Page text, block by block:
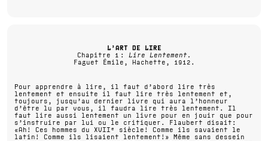
L’ART DE LIRE
Chapitre 1 : Lire Lentement.
Faguet Émile, Hachette, 1912.
Pour apprendre à lire, il faut d’abord lire très
lentement et ensuite il faut lire très lentement et,
toujours, jusqu’au dernier livre qui aura l’honneur
d’être lu par vous, il faudra lire très lentement. Il
faut lire aussi lentement un livre pour en jouir que pour
s’instruire par lui ou le critiquer. Flaubert disait:
«Ah! Ces hommes du XVII
e
siècle! Comme ils savaient le
latin! Comme ils lisaient lentement!» Même sans dessein